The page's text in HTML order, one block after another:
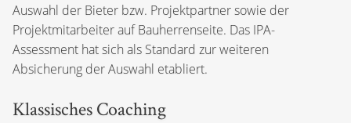
Auswahl der Bieter bzw. Projektpartner sowie der
Projektmitarbeiter auf Bauherrenseite. Das IPA-
Assessment hat sich als Standard zur weiteren
Absicherung der Auswahl etabliert.
Klassisches Coaching